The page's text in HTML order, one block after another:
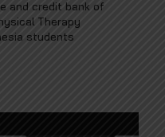
and credit bank of
Therapy
students